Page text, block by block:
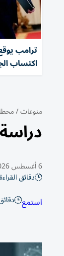
ترامب
اكتساب
منوعات/
6 أغسطس 2026 20:29 مساء
دقائق
استمع